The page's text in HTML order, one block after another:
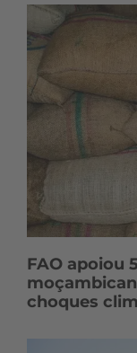
FAO apoiou
choques